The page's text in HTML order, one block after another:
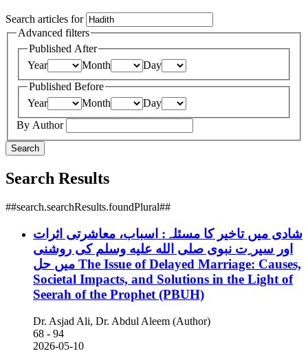
Search articles for
Advanced filters
Published After
Year
Month
Day
Published Before
Year
Month
Day
By Author
Search
Search Results
##search.searchResults.foundPlural##
شادی میں تاخیر کا مسئلہ: اسباب، معاشرتی اثرات
اور سیر ِت نبوی صلى الله عليه وسلم کی روشنی
The Issue of Delayed Marriage: Causes,
Societal Impacts, and Solutions in the Light of
Seerah of the Prophet (PBUH)
Dr. Asjad Ali, Dr. Abdul Aleem (Author)
68 - 94
2026-05-10